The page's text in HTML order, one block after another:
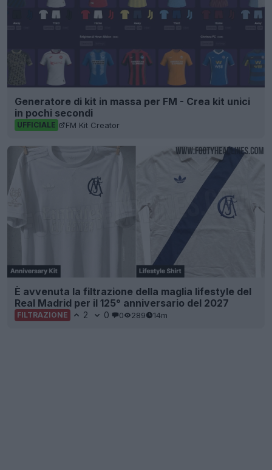
Generatore di kit in massa per FM - Crea kit unici
in pochi secondi
UFFICIALE FM Kit Creator
È avvenuta la filtrazione della maglia lifestyle del
Real Madrid per il 125° anniversario del 2027
FILTRAZIONE 2 0 0 289 14m